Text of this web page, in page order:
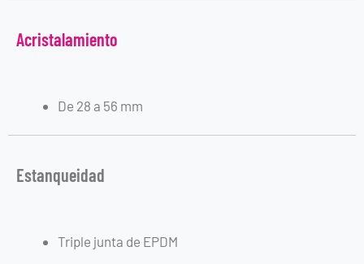
Acristalamiento
De 28 a 56 mm
Estanqueidad
Triple junta de EPDM